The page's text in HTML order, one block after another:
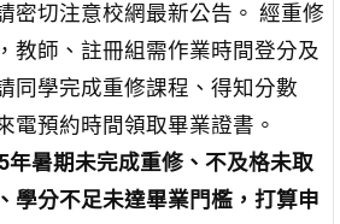
密切注意校網最新公告。 經重修
教師、註冊組需作業時間登分及
同學完成重修課程、得知分數
電預約時間領取畢業證書。
年暑期未完成重修、不及格未取
學分不足未達畢業門檻，打算申